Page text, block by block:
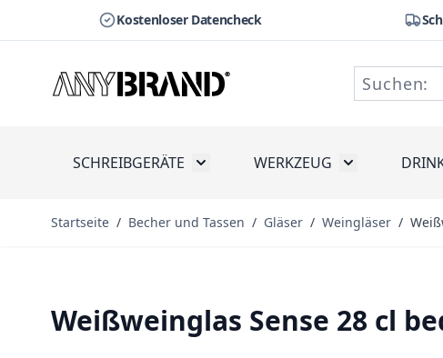
Kostenloser Datencheck
SCHREIBGERÄTE Toggle submenu for Schreibgeräte
WERKZEUG Toggle
Startseite / Becher und Tassen / Gläser / Weingläser /
Weißweinglas Sense 28 cl